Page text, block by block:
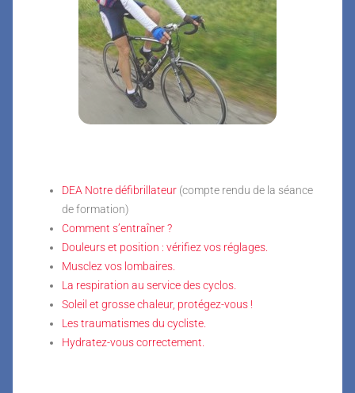
DEA Notre défibrillateur(compte rendu de la séance
de formation)
Comment s’entraîner ?
Douleurs et position : vérifiez vos réglages.
Musclez vos lombaires.
La respiration au service des cyclos.
Soleil et grosse chaleur, protégez-vous !
Les traumatismes du cycliste.
Hydratez-vous correctement.